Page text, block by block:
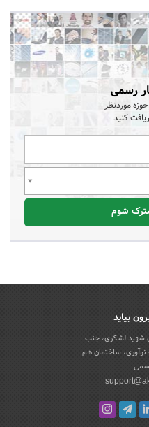
رسمی
حوزه موردنظر
کنید
شوم
بیاید
شهید لشکری، جنب
نوآوری، ساختمان هم